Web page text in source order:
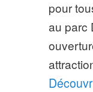
pour
au parc